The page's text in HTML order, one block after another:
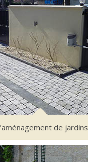
de jardins